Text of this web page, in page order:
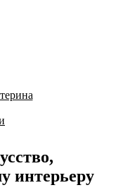
интерьеру